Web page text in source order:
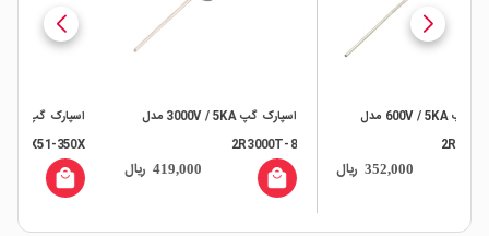
اسپارک گپ 3000V / 5KA مدل
419,000 ریال local_mall
اسپارک گپ 350V / 10KA مدل
338,000 ریال local_mall